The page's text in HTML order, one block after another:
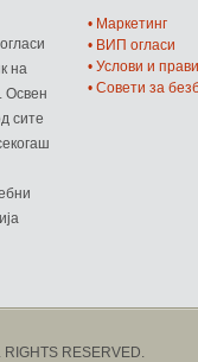
на
Освен
сите
• Маркетинг
• ВИП огласи
• Услови и
• Совети за
RESERVED.